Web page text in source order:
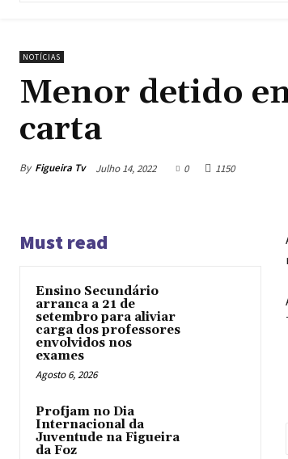
NOTÍCIAS
Menor detido
carta
By Figueira Tv Julho 14, 2022 0 1150
Must read
Ensino Secundário
arranca a 21 de
setembro para aliviar
carga dos professores
envolvidos nos
exames
Agosto 6, 2026
Profjam no Dia
Internacional da
Juventude na Figueira
da Foz